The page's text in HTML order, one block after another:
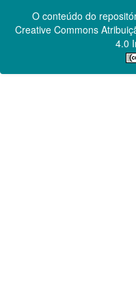
O conteúdo do
Creative Commons
4.0